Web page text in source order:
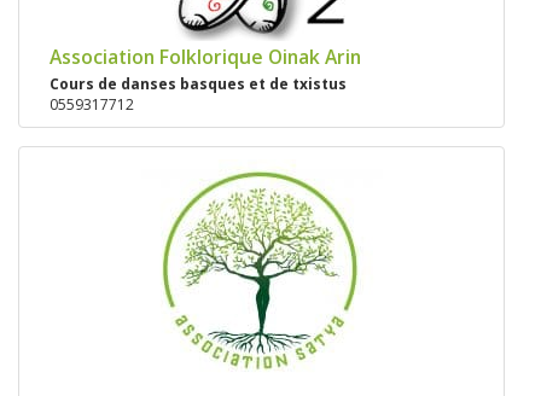
Association Folklorique Oinak Arin
Cours de danses basques et de txistus
0559317712